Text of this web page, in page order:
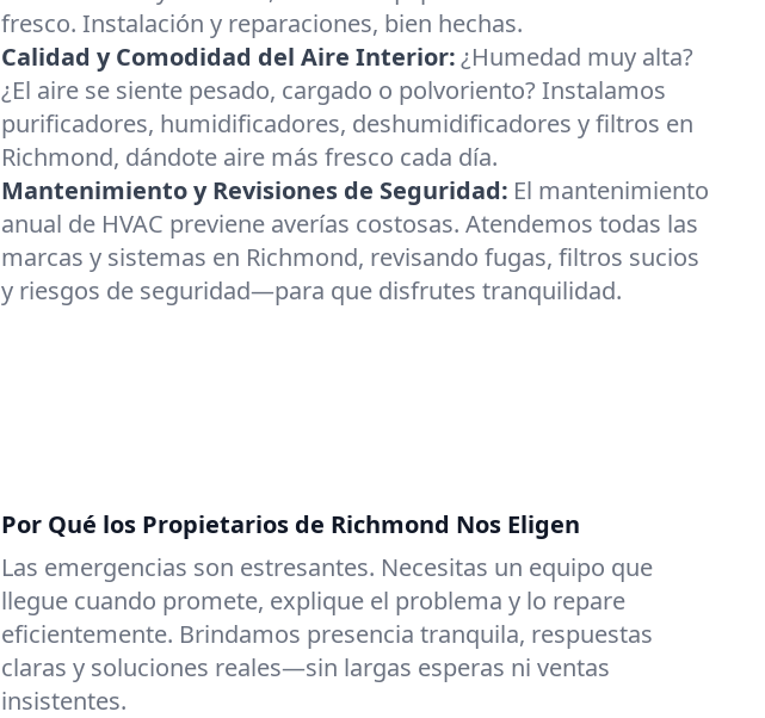
fresco. Instalación y reparaciones, bien hechas.
Calidad y Comodidad del Aire Interior:¿Humedad muy alta?
¿El aire se siente pesado, cargado o polvoriento? Instalamos
purificadores, humidificadores, deshumidificadores y filtros en
Richmond, dándote aire más fresco cada día.
Mantenimiento y Revisiones de Seguridad: El mantenimiento
anual de HVAC previene averías costosas. Atendemos todas las
marcas y sistemas en Richmond, revisando fugas, filtros sucios
y riesgos de seguridad—para que disfrutes tranquilidad.
Por Qué los Propietarios de Richmond Nos Eligen
Las emergencias son estresantes. Necesitas un equipo que
llegue cuando promete, explique el problema y lo repare
eficientemente. Brindamos presencia tranquila, respuestas
claras y soluciones reales—sin largas esperas ni ventas
insistentes.